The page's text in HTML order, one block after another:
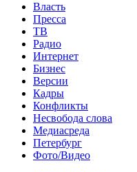
Власть
Пресса
ТВ
Радио
Интернет
Бизнес
Версии
Кадры
Конфликты
Несвобода слова
Медиасреда
Петербург
Фото/Видео